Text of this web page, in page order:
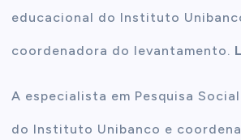
educacional do Instituto
coordenadora do levantamento.
A especialista em Pesquisa
do Instituto Unibanco e